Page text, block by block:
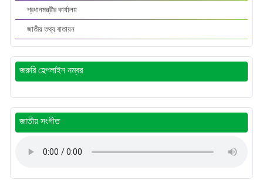
প্রধানমন্ত্রীর কার্যালয়
জাতীয় তথ্য বাতায়ন
জরুরি হেল্পলাইন নম্বর
জাতীয় সংগীত